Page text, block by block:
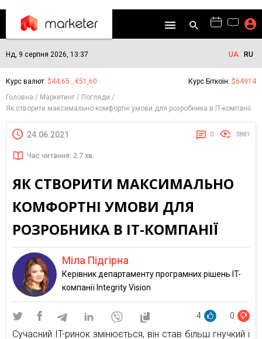
Нд, 9 серпня 2026, 13:37 UA RU
Курс валют: $44,65 , €51,60 Курс Біткоїн: $64914
Головна
Маркетинг
Погляди
Як створити максимально комфортні умови для розробника в IT-компанії
24.06.2021 0 3881
Час читання: 2.7 хв.
ЯК СТВОРИТИ МАКСИМАЛЬНО
КОМФОРТНІ УМОВИ ДЛЯ
РОЗРОБНИКА В IT-КОМПАНІЇ
Міла Підгірна
Керівник департаменту програмних рішень IT-
компанії Integrity Vision
4 0
Сучасний IT-ринок змінюється, він став більш гнучкий і